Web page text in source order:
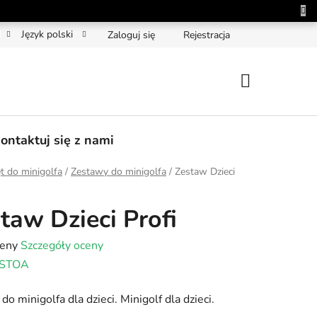
Język polski Zaloguj się Rejestracja
się z nami
do minigolfa / Zestawy do minigolfa / Zestaw Dzieci
Dzieci Profi
Szczegóły oceny
minigolfa dla dzieci. Minigolf dla dzieci.